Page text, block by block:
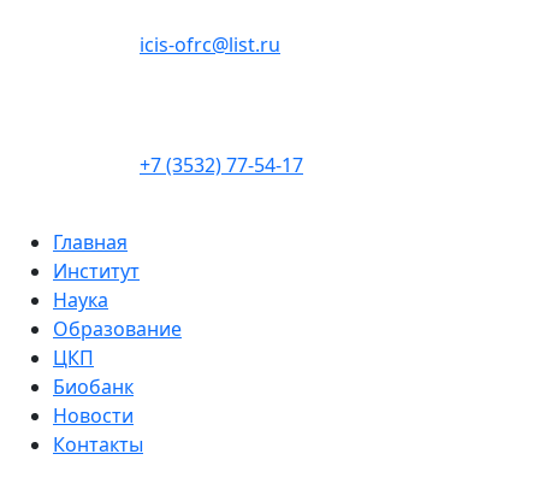
icis-ofrc@list.ru
+7 (3532) 77-54-17
Главная
Институт
Наука
Образование
ЦКП
Биобанк
Новости
Контакты